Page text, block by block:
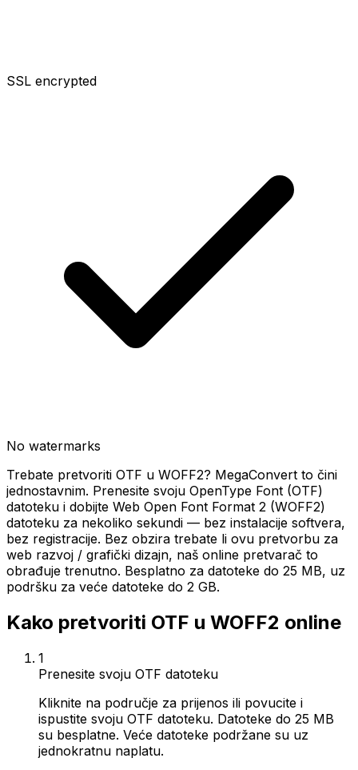
SSL encrypted
No watermarks
Trebate pretvoriti OTF u WOFF2? MegaConvert to čini
jednostavnim. Prenesite svoju OpenType Font (OTF)
datoteku i dobijte Web Open Font Format 2 (WOFF2)
datoteku za nekoliko sekundi — bez instalacije softvera,
bez registracije. Bez obzira trebate li ovu pretvorbu za
web razvoj / grafički dizajn, naš online pretvarač to
obrađuje trenutno. Besplatno za datoteke do 25 MB, uz
podršku za veće datoteke do 2 GB.
Kako pretvoriti OTF u WOFF2 online
1
Prenesite svoju OTF datoteku
Kliknite na područje za prijenos ili povucite i
ispustite svoju OTF datoteku. Datoteke do 25 MB
su besplatne. Veće datoteke podržane su uz
jednokratnu naplatu.